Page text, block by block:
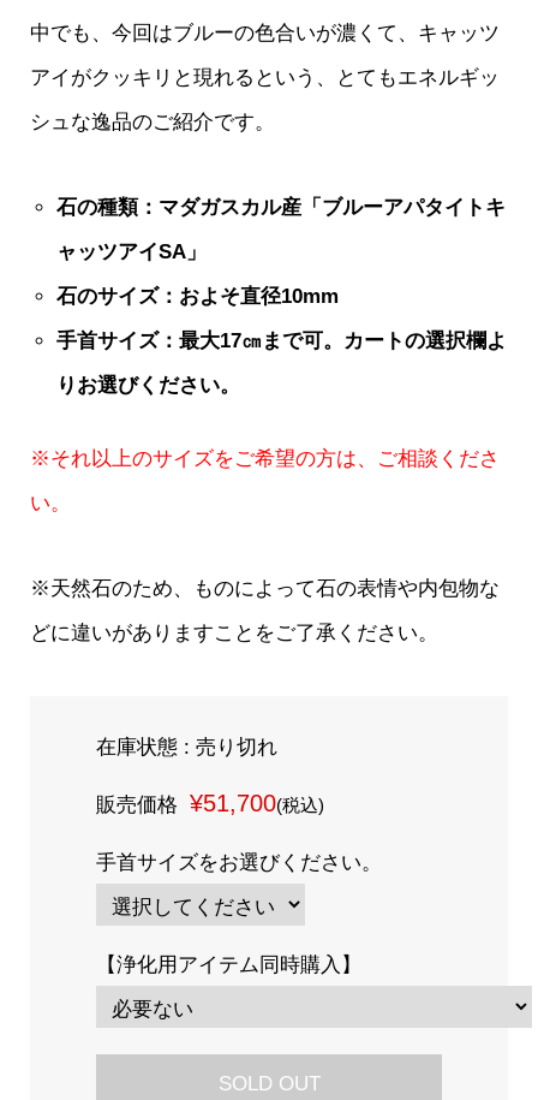
中でも、今回はブルーの色合いが濃くて、キャッツ
アイがクッキリと現れるという、とてもエネルギッ
シュな逸品のご紹介です。
石の種類：マダガスカル産「ブルーアパタイトキ
ャッツアイSA」
石のサイズ：およそ直径10mm
手首サイズ：最大17㎝まで可。カートの選択欄よ
りお選びください。
※それ以上のサイズをご希望の方は、ご相談くださ
い。
※天然石のため、ものによって石の表情や内包物な
どに違いがありますことをご了承ください。
在庫状態 : 売り切れ
販売価格 ¥51,700(税込)
手首サイズをお選びください。
【浄化用アイテム同時購入】
SOLD OUT